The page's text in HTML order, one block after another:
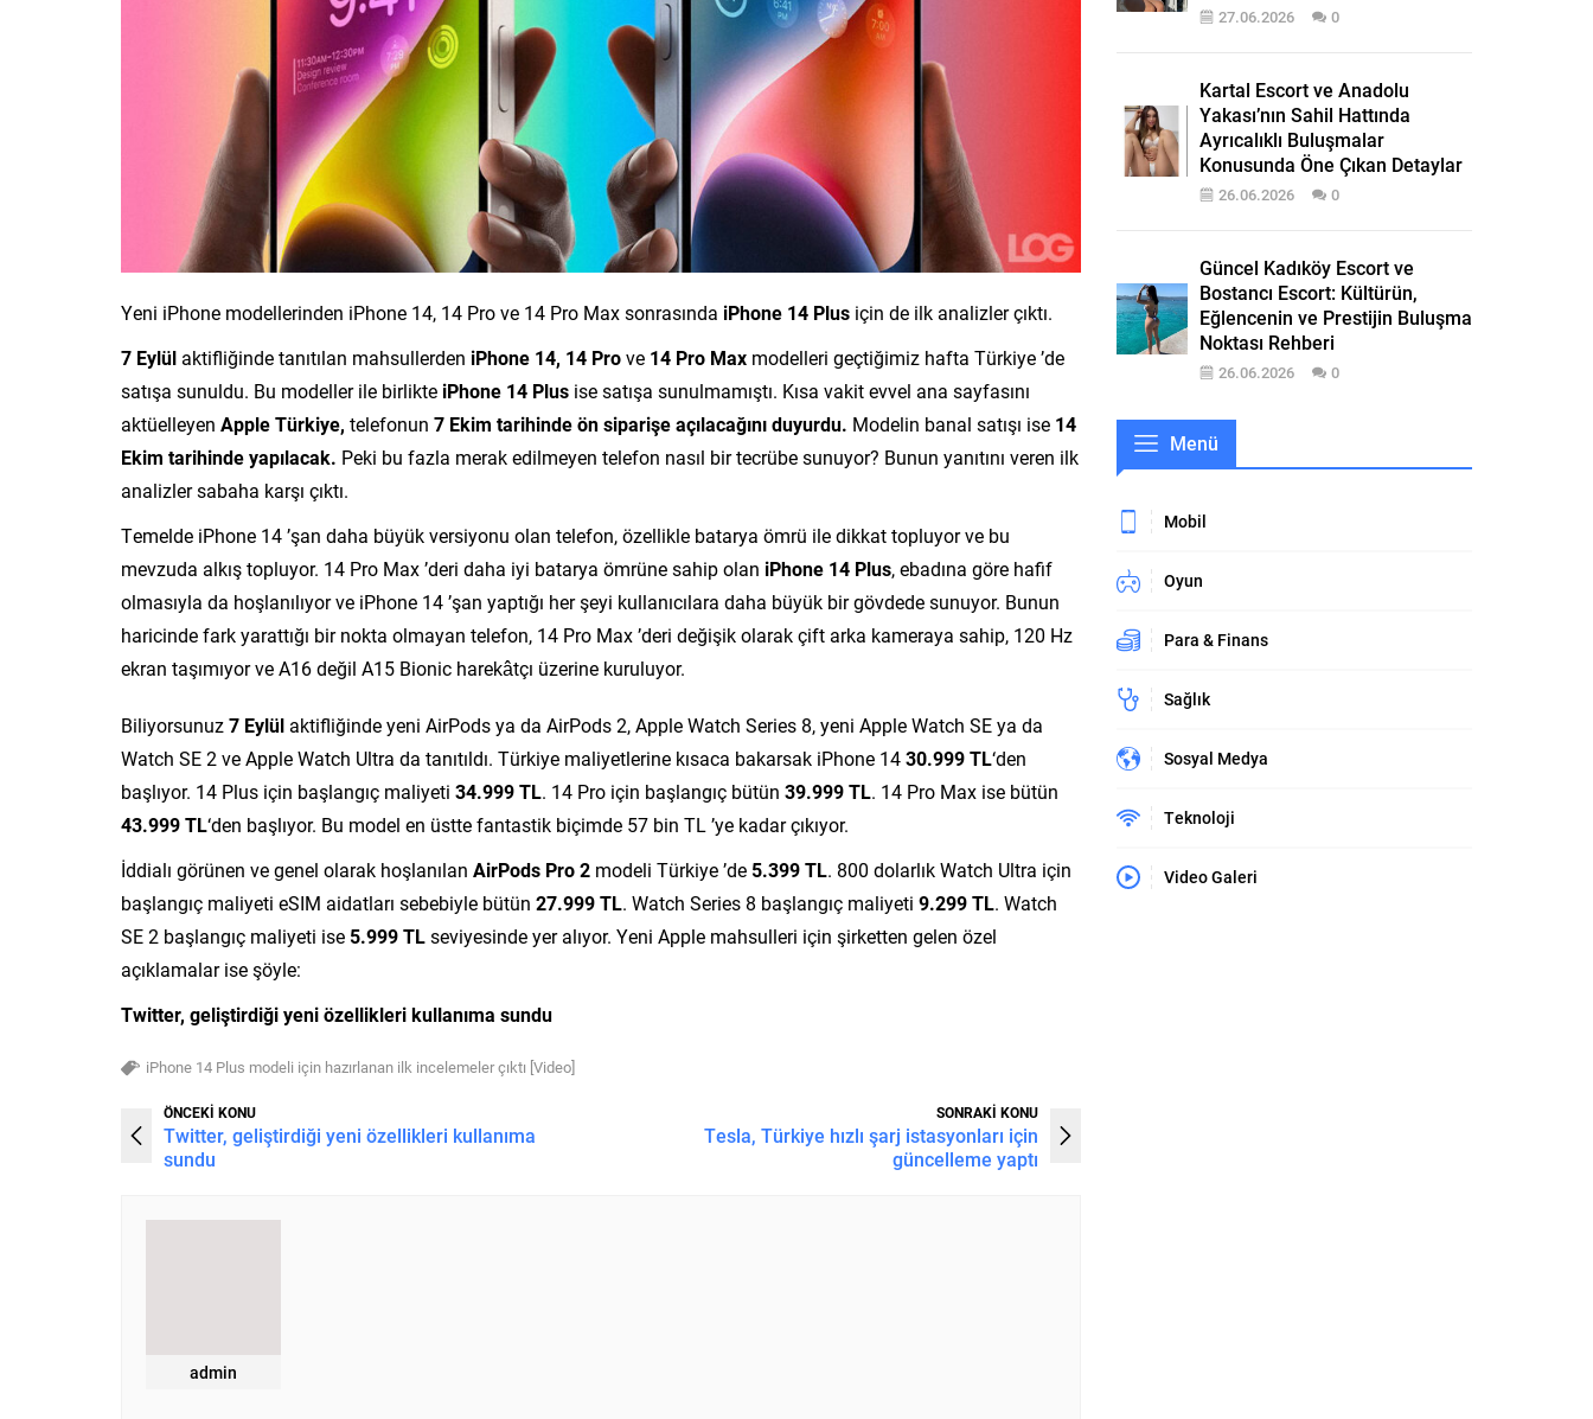
Yeni iPhone modellerinden iPhone 14, 14 Pro ve 14 Pro Max sonrasında iPhone 14 Plus için de ilk analizler çıktı.
7 Eylül aktifliğinde tanıtılan mahsullerden iPhone 14, 14 Prove 14 Pro Max modelleri geçtiğimiz hafta Türkiye ’de
satışa sunuldu. Bu modeller ile birlikte iPhone 14 Plus ise satışa sunulmamıştı. Kısa vakit evvel ana sayfasını
aktüelleyen Apple Türkiye, telefonun 7 Ekim tarihinde ön siparişe açılacağını duyurdu. Modelin banal satışı ise 14
Ekim tarihinde yapılacak. Peki bu fazla merak edilmeyen telefon nasıl bir tecrübe sunuyor? Bunun yanıtını veren ilk
analizler sabaha karşı çıktı.
Temelde iPhone 14 ’şan daha büyük versiyonu olan telefon, özellikle batarya ömrü ile dikkat topluyor ve bu
mevzuda alkış topluyor. 14 Pro Max ’deri daha iyi batarya ömrüne sahip olan iPhone 14 Plus, ebadına göre hafif
olmasıyla da hoşlanılıyor ve iPhone 14 ’şan yaptığı her şeyi kullanıcılara daha büyük bir gövdede sunuyor. Bunun
haricinde fark yarattığı bir nokta olmayan telefon, 14 Pro Max ’deri değişik olarak çift arka kameraya sahip, 120 Hz
ekran taşımıyor ve A16 değil A15 Bionic harekâtçı üzerine kuruluyor.
Biliyorsunuz7 Eylül aktifliğinde yeni AirPods ya da AirPods 2, Apple Watch Series 8, yeni Apple Watch SE ya da
Watch SE 2 ve Apple Watch Ultra da tanıtıldı. Türkiye maliyetlerine kısaca bakarsak iPhone 1430.999 TL‘den
başlıyor. 14 Plus için başlangıç maliyeti 34.999 TL. 14 Pro için başlangıç bütün 39.999 TL. 14 Pro Max ise bütün
43.999 TL‘den başlıyor. Bu model en üstte fantastik biçimde 57 bin TL ’ye kadar çıkıyor.
İddialı görünen ve genel olarak hoşlanılan AirPods Pro 2 modeli Türkiye ’de 5.399 TL. 800 dolarlık Watch Ultra için
başlangıç maliyeti eSIM aidatları sebebiyle bütün 27.999 TL. Watch Series 8 başlangıç maliyeti 9.299 TL. Watch
SE 2 başlangıç maliyeti ise 5.999 TLseviyesinde yer alıyor. Yeni Apple mahsulleri için şirketten gelen özel
açıklamalar ise şöyle:
Twitter, geliştirdiği yeni özellikleri kullanıma sundu
iPhone 14 Plus modeli için hazırlanan ilk incelemeler çıktı [Video]
ÖNCEKİ KONU
Twitter, geliştirdiği yeni özellikleri kullanıma
sundu
SONRAKİ KONU
Tesla, Türkiye hızlı şarj istasyonları için
güncelleme yaptı
admin
27.06.2026 0
Kartal Escort ve Anadolu
Yakası’nın Sahil Hattında
Ayrıcalıklı Buluşmalar
Konusunda Öne Çıkan Detaylar
26.06.2026 0
Güncel Kadıköy Escort ve
Bostancı Escort: Kültürün,
Eğlencenin ve Prestijin Buluşma
Noktası Rehberi
26.06.2026 0
Menü
Mobil
Oyun
Para & Finans
Sağlık
Sosyal Medya
Teknoloji
Video Galeri